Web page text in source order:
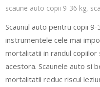
scaune auto copii 9-36 kg,
Scaunul auto pentru copii
instrumentele cele mai
mortalitatii in randul
acestora. Scaunele auto si
mortalitatii reduc riscul